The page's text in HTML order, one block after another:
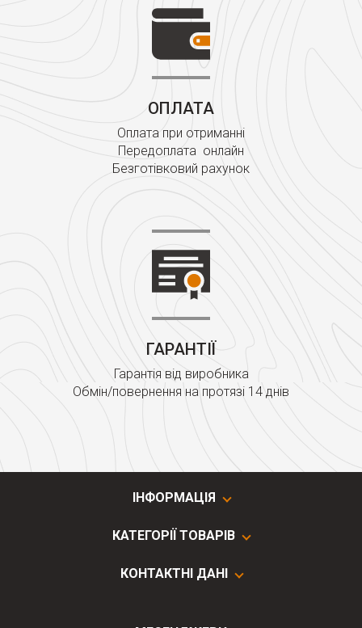
ОПЛАТА
Оплата при отриманні
Передоплата онлайн
Безготівковий рахунок
ГАРАНТІЇ
Гарантія від виробника
Обмін/повернення на протязі 14 днів
ІНФОРМАЦІЯ
КАТЕГОРІЇ ТОВАРІВ
КОНТАКТНІ ДАНІ